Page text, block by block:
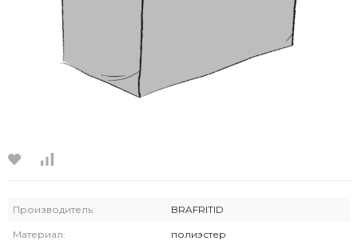
Производитель: BRAFRITID
Материал: полиэстер